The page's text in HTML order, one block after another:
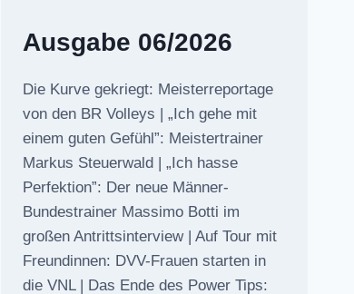
Ausgabe 06/2026
Die Kurve gekriegt: Meisterreportage
von den BR Volleys | „Ich gehe mit
einem guten Gefühl”: Meistertrainer
Markus Steuerwald | „Ich hasse
Perfektion”: Der neue Männer-
Bundestrainer Massimo Botti im
großen Antrittsinterview | Auf Tour mit
Freundinnen: DVV-Frauen starten in
die VNL | Das Ende des Power Tips: